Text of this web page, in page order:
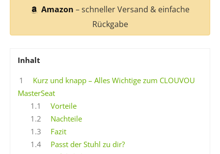
Amazon – schneller Versand & einfache
Rückgabe
Inhalt
1
Kurz und knapp – Alles Wichtige zum CLOUVOU
MasterSeat
1.1
Vorteile
1.2
Nachteile
1.3
Fazit
1.4
Passt der Stuhl zu dir?